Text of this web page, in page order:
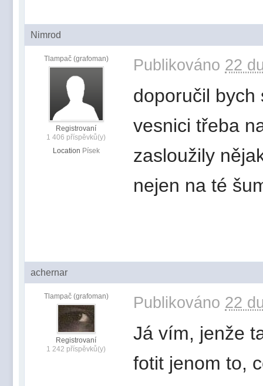
Nimrod
Tlampač (grafoman)
Registrovaní
1 406 příspěvků(y)
Location Písek
Publikováno 22
doporučil bych
vesnici třeba
zasloužily
nejen na té
achernar
Tlampač (grafoman)
Registrovaní
1 242 příspěvků(y)
Publikováno 22
Já vím, jenže
fotit jenom to,